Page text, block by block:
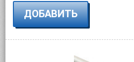
ДОБАВИТЬ